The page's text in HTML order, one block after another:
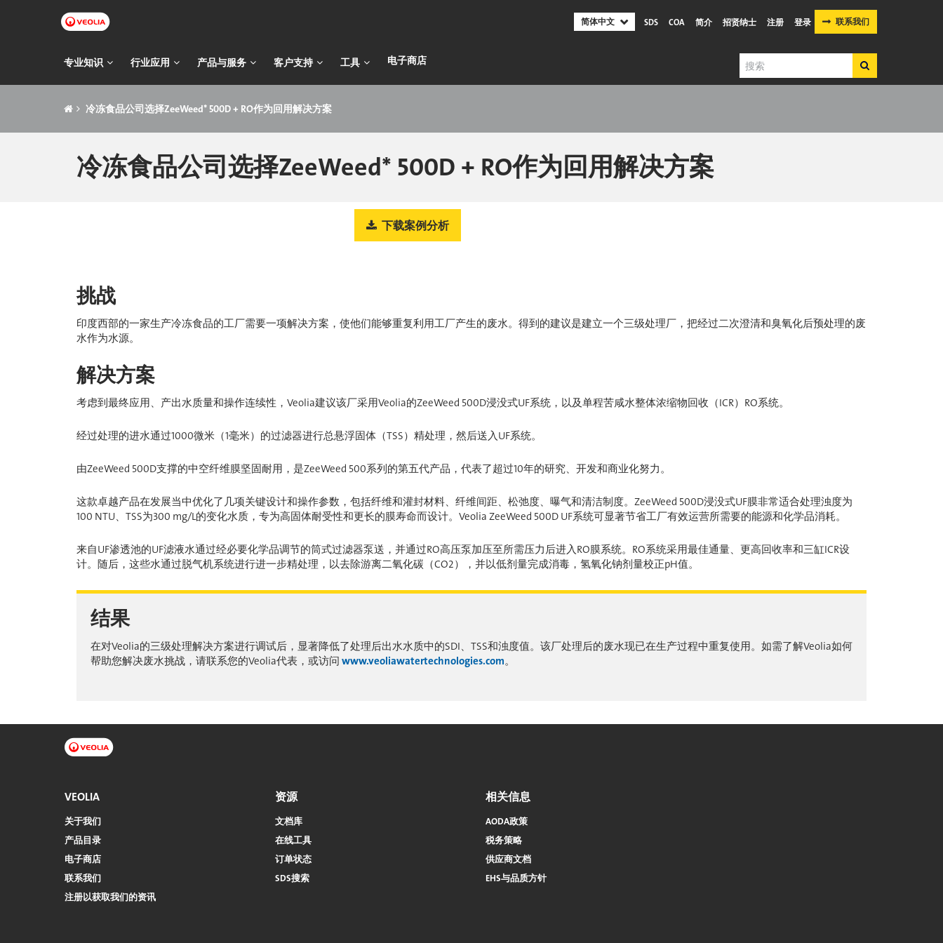
内
简体中文 SDS COA 简介 招贤纳士 注册 登录 联系我们
主
导
航
专业知识 行业应用 产品与服务 客户支持 工具 电子商店​​​​​​​
搜
索
搜
索
迹
航
冷冻食品公司选择ZeeWeed* 500D + RO作为回用解决方案
冷冻食品公司选择ZeeWeed* 500D + RO作为回用解决方案
下载案例分析
挑战
印度西部的一家生产冷冻食品的工厂需要一项解决方案，使他们能够重复利用工厂产生的废水。得到的建议是建立一个三级处理厂，把经过二次澄清和臭氧化后预处理的废
水作为水源。
解决方案
考虑到最终应用、产出水质量和操作连续性，Veolia建议该厂采用Veolia的ZeeWeed 500D浸没式UF系统，以及单程苦咸水整体浓缩物回收（ICR）RO系统。
经过处理的进水通过1000微米（1毫米）的过滤器进行总悬浮固体（TSS）精处理，然后送入UF系统。
由ZeeWeed 500D支撑的中空纤维膜坚固耐用，是ZeeWeed 500系列的第五代产品，代表了超过10年的研究、开发和商业化努力。
这款卓越产品在发展当中优化了几项关键设计和操作参数，包括纤维和灌封材料、纤维间距、松弛度、曝气和清洁制度。ZeeWeed 500D浸没式UF膜非常适合处理浊度为
100 NTU、TSS为300 mg/L的变化水质，专为高固体耐受性和更长的膜寿命而设计。Veolia ZeeWeed 500D UF系统可显著节省工厂有效运营所需要的能源和化学品消耗。
来自UF渗透池的UF滤液水通过经必要化学品调节的筒式过滤器泵送，并通过RO高压泵加压至所需压力后进入RO膜系统。RO系统采用最佳通量、更高回收率和三缸ICR设
计。随后，这些水通过脱气机系统进行进一步精处理，以去除游离二氧化碳（CO2），并以低剂量完成消毒，氢氧化钠剂量校正pH值。
结果
在对Veolia的三级处理解决方案进行调试后，显著降低了处理后出水水质中的SDI、TSS和浊度值。该厂处理后的废水现已在生产过程中重复使用。如需了解Veolia如何
帮助您解决废水挑战，请联系您的Veolia代表，或访问 www.veoliawatertechnologies.com。
VEOLIA
关于我们
产品目录
电子商店​​​​​​​
联系我们
注册以获取我们的资讯
资源
文档库
在线工具
订单状态
SDS搜索
相关信息
AODA政策
税务策略
供应商文档
EHS与品质方针